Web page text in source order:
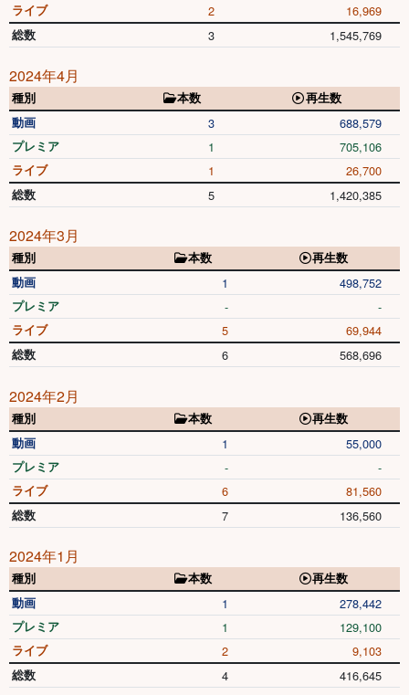
ライブ 2 16,969
総数 3 1,545,769
2024年4月
種別 本数
再生数
動画
3 688,579
プレミア 1 705,106
ライブ 1 26,700
総数 5 1,420,385
2024年3月
種別 本数
再生数
動画
1 498,752
プレミア - -
ライブ 5 69,944
総数 6 568,696
2024年2月
種別 本数
再生数
動画
1 55,000
プレミア - -
ライブ 6 81,560
総数 7 136,560
2024年1月
種別 本数
再生数
動画
1 278,442
プレミア 1 129,100
ライブ 2 9,103
総数 4 416,645